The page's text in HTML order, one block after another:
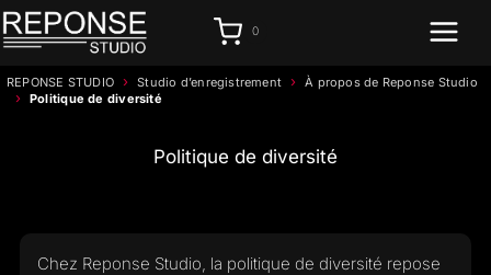
Aller
au
0
REPONSE STUDIO › Studio d’enregistrement › À propos de Reponse Studio
› Politique de diversité
Politique de diversité
Chez Reponse Studio, la politique de diversité repose